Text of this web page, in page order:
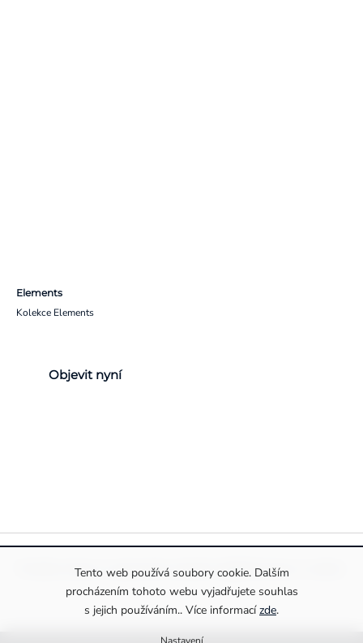
Tento web používá soubory cookie. Dalším
procházením tohoto webu vyjadřujete souhlas
s jejich používáním.. Více informacízde.
Elements
Kolekce Elements
Objevit nyní
Pravidla ochrany a zpracování osobních údajůInformace o cookies